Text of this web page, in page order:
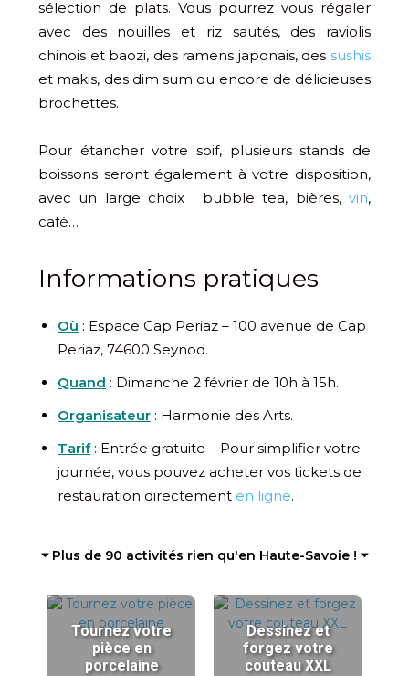
sélection de plats. Vous pourrez vous régaler
avec des nouilles et riz sautés, des raviolis
chinois et baozi, des ramens japonais, des sushis
et makis, des dim sum ou encore de délicieuses
brochettes.
Pour étancher votre soif, plusieurs stands de
boissons seront également à votre disposition,
avec un large choix : bubble tea, bières, vin,
café…
Informations pratiques
Où : Espace Cap Periaz – 100 avenue de Cap
Periaz, 74600 Seynod.
Quand : Dimanche 2 février de 10h à 15h.
Organisateur : Harmonie des Arts.
Tarif: Entrée gratuite – Pour simplifier votre
journée, vous pouvez acheter vos tickets de
restauration directement en ligne.
⏷ Plus de 90 activités rien qu'en Haute-Savoie ! ⏷
Tournez votre
pièce en
porcelaine
Dessinez et
forgez votre
couteau XXL